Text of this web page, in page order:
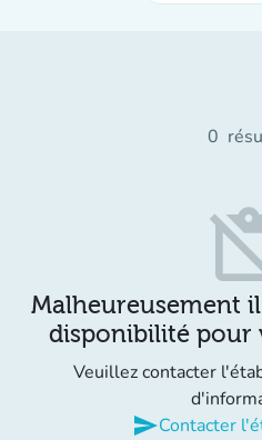
0
Malheureusement
disponibilité pour
Veuillez contacter
sendContacter